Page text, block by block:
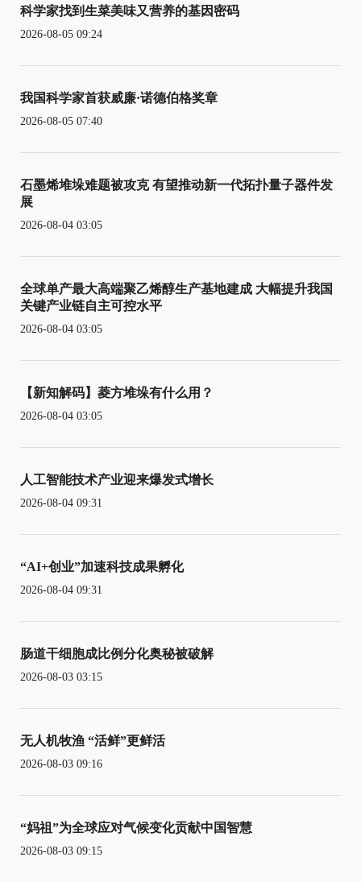
科学家找到生菜美味又营养的基因密码
2026-08-05 09:24
我国科学家首获威廉·诺德伯格奖章
2026-08-05 07:40
石墨烯堆垛难题被攻克 有望推动新一代拓扑量子器件发
展
2026-08-04 03:05
全球单产最大高端聚乙烯醇生产基地建成 大幅提升我国
关键产业链自主可控水平
2026-08-04 03:05
【新知解码】菱方堆垛有什么用？
2026-08-04 03:05
人工智能技术产业迎来爆发式增长
2026-08-04 09:31
“AI+创业”加速科技成果孵化
2026-08-04 09:31
肠道干细胞成比例分化奥秘被破解
2026-08-03 03:15
无人机牧渔 “活鲜”更鲜活
2026-08-03 09:16
“妈祖”为全球应对气候变化贡献中国智慧
2026-08-03 09:15